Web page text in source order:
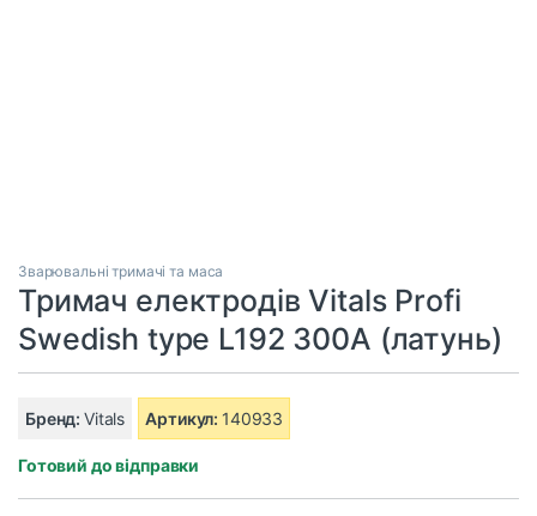
Зварювальні тримачі та маса
Тримач електродів Vitals Profi
Swedish type L192 300A (латунь)
Бренд:Vitals Артикул: 140933
Готовий до відправки